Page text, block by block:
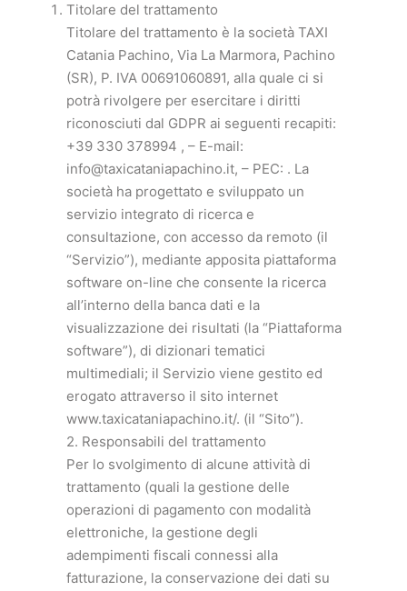
Titolare del trattamento
Titolare del trattamento è la società TAXI
Catania Pachino, Via La Marmora, Pachino
(SR), P. IVA 00691060891, alla quale ci si
potrà rivolgere per esercitare i diritti
riconosciuti dal GDPR ai seguenti recapiti:
+39 330 378994 , – E-mail:
info@taxicataniapachino.it, – PEC: . La
società ha progettato e sviluppato un
servizio integrato di ricerca e
consultazione, con accesso da remoto (il
“Servizio”), mediante apposita piattaforma
software on-line che consente la ricerca
all’interno della banca dati e la
visualizzazione dei risultati (la “Piattaforma
software”), di dizionari tematici
multimediali; il Servizio viene gestito ed
erogato attraverso il sito internet
www.taxicataniapachino.it/. (il “Sito”).
2. Responsabili del trattamento
Per lo svolgimento di alcune attività di
trattamento (quali la gestione delle
operazioni di pagamento con modalità
elettroniche, la gestione degli
adempimenti fiscali connessi alla
fatturazione, la conservazione dei dati su